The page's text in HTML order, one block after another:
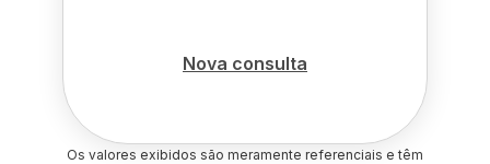
Nova consulta
Os valores exibidos são meramente referenciais e têm